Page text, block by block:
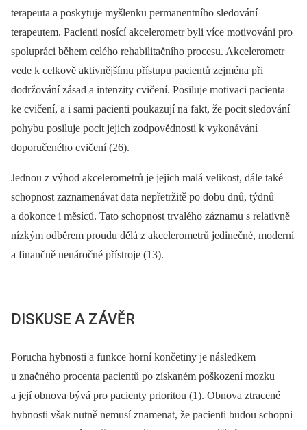
terapeuta a poskytuje myšlenku permanentního sledování
terapeutem. Pacienti nosící akcelerometr byli více motivováni pro
spolupráci během celého rehabilitačního procesu. Akcelerometr
vede k celkově aktivnějšímu přístupu pacientů zejména při
dodržování zásad a intenzity cvičení. Posiluje motivaci pacienta
ke cvičení, a i sami pacienti poukazují na fakt, že pocit sledování
pohybu posiluje pocit jejich zodpovědnosti k vykonávání
doporučeného cvičení (26).
Jednou z výhod akcelerometrů je jejich malá velikost, dále také
schopnost zaznamenávat data nepřetržitě po dobu dnů, týdnů
a dokonce i měsíců. Tato schopnost trvalého záznamu s relativně
nízkým odběrem proudu dělá z akcelerometrů jedinečné, moderní
a finančně nenáročné přístroje (13).
DISKUSE A ZÁVĚR
Porucha hybnosti a funkce horní končetiny je následkem
u značného procenta pacientů po získaném poškození mozku
a její obnova bývá pro pacienty prioritou (1). Obnova ztracené
hybnosti však nutně nemusí znamenat, že pacienti budou schopni